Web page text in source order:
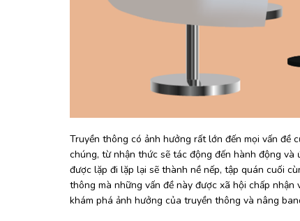
Truyền thông có ảnh hưởng rất lớn đến mọi vấn đề
chúng, từ nhận thức sẽ tác động đến hành động
được lặp đi lặp lại sẽ thành nề nếp, tập quán cuối
thông mà những vấn đề này được xã hội chấp
khám phá ảnh hưởng của truyền thông và nâng